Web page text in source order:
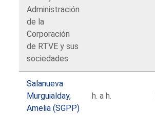
Administración
de la
Corporación
de RTVE y sus
sociedades
Salanueva
Murguialday,
Amelia (SGPP)
h. a h.